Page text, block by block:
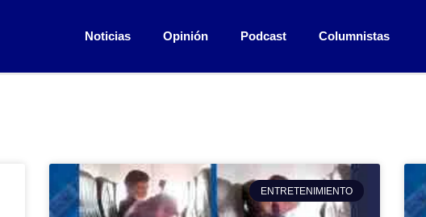
Noticias Opinión Podcast Columnistas
ENTRETENIMIENTO